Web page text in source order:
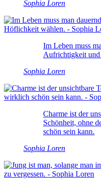
Sophia Loren
Im Leben muss
Aufrichtigkeit
Sophia Loren
Charme ist der
Schönheit, ohne
schön sein kann.
Sophia Loren